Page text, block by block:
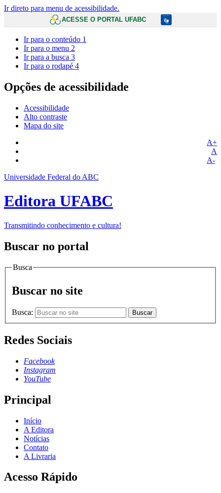
Ir direto para menu de acessibilidade.
ACESSE O PORTAL UFABC
Ir para o conteúdo 1
Ir para o menu 2
Ir para a busca 3
Ir para o rodapé 4
Opções de acessibilidade
Acessibilidade
Alto contraste
Mapa do site
A+
A
A-
Universidade Federal do ABC
Editora UFABC
Transmitindo conhecimento e cultura!
Buscar no portal
Busca
Buscar no site
Busca: Buscar
Redes Sociais
Facebook
Instagram
YouTube
Principal
Início
A Editora
Notícias
Contato
A Livraria
Acesso Rápido